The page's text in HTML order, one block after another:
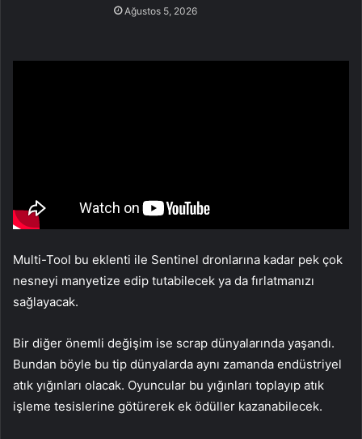
Ağustos 5, 2026
Multi-Tool bu eklenti ile Sentinel dronlarına kadar pek çok
nesneyi manyetize edip tutabilecek ya da fırlatmanızı
sağlayacak.
Bir diğer önemli değişim ise scrap dünyalarında yaşandı.
Bundan böyle bu tip dünyalarda aynı zamanda endüstriyel
atık yığınları olacak. Oyuncular bu yığınları toplayıp atık
işleme tesislerine götürerek ek ödüller kazanabilecek.